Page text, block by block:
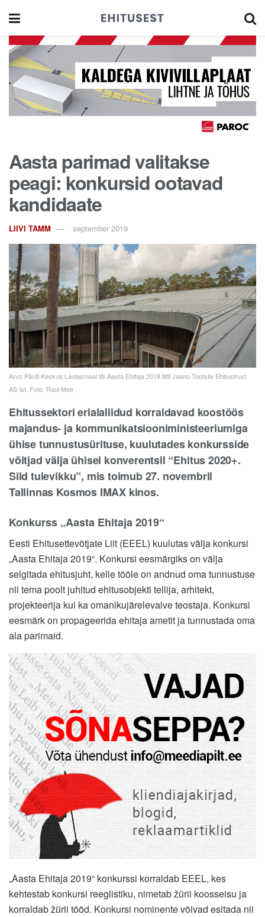
Aasta parimad valitakse
peagi: konkursid ootavad
kandidaate
LIIVI TAMM september 2019
Arvo Pärdi Keskus Laulasmaal tõi Aasta Ehitaja 2018 tiitli Jaano Tootsile Ehitustrust
AS-ist. Foto: Raul Mee
Ehitussektori erialaliidud korraldavad koostöös
majandus- ja kommunikatsiooniministeeriumiga
ühise tunnustusürituse, kuulutades konkursside
võitjad välja ühisel konverentsil “Ehitus 2020+.
Sild tulevikku”, mis toimub 27. novembril
Tallinnas Kosmos IMAX kinos.
Konkurss „Aasta Ehitaja 2019“
Eesti Ehitusettevõtjate Liit (EEEL) kuulutas välja konkursi
„Aasta Ehitaja 2019“. Konkursi eesmärgiks on välja
selgitada ehitusjuht, kelle tööle on andnud oma tunnustuse
nii tema poolt juhitud ehitusobjekti tellija, arhitekt,
projekteerija kui ka omanikujärelevalve teostaja. Konkursi
eesmärk on propageerida ehitaja ametit ja tunnustada oma
ala parimaid.
„Aasta Ehitaja 2019“ konkurssi korraldab EEEL, kes
kehtestab konkursi reeglistiku, nimetab žürii koosseisu ja
korraldab žürii tööd. Konkursi nominente võivad esitada nii